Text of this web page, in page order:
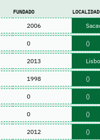
FUNDADO
2006
0 ()
2013
1998 ()
0 ()
0 ()
2012 ()